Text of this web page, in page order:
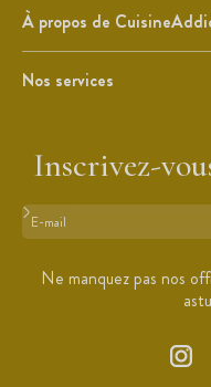
À propos de
Nos services
Inscrivez-
Format :
Ne manquez pas nos